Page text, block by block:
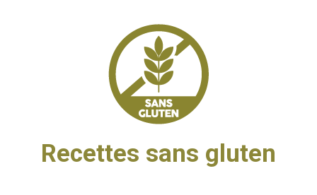
Recettes sans gluten